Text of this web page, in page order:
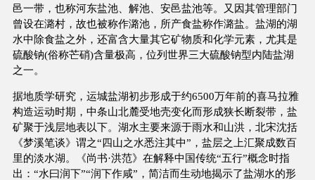
邑一带，也称河东盐池、解池、安邑盐池等。又因其管理部门
曾设在潞村，故也被称作潞池，所产食盐称作潞盐。盐湖的湖
水中除食盐之外，还富含大量其它矿物质和化学元素，尤其是
硫酸钠(俗称芒硝)含量极高，位列世界三大硫酸钠型内陆盐湖
之一。
据地质学研究，运城盐湖初步形成于约6500万年前的喜马拉雅
构造运动时期，中条山北麓受地壳变化而形成狭长断裂带，盐
矿聚于浅层地表以下。湖水主要来源于雨水和山洪，北宋沈括
《梦溪笔谈》谓之“四山之水悉注其中”，盐层之上汇聚成数百
里的淡水湖。《尚书·洪范》在解释中国传统“五行”概念时指
出：“水曰润下”“润下作咸”，简洁而生动地揭示了盐湖水的形